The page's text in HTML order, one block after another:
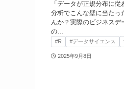
「データが正規分布に
分析でこんな壁に当たっ
んか？実際のビジネスデ
の...
#R #データサイエンス
2025年9月8日